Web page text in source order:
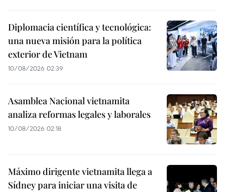
Diplomacia científica y tecnológica:
una nueva misión para la política
exterior de Vietnam
10/08/2026 02:39
Asamblea Nacional vietnamita
analiza reformas legales y laborales
10/08/2026 02:18
Máximo dirigente vietnamita llega a
Sídney para iniciar una visita de